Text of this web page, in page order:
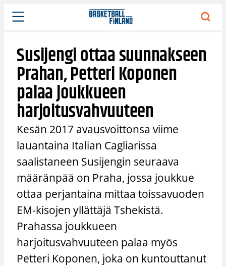
Siirry
sisältöön
Susijengi ottaa suunnakseen
Prahan, Petteri Koponen
palaa joukkueen
harjoitusvahvuuteen
Kesän 2017 avausvoittonsa viime
lauantaina Italian Cagliarissa
saalistaneen Susijengin seuraava
määränpää on Praha, jossa joukkue
ottaa perjantaina mittaa toissavuoden
EM-kisojen yllättäjä Tshekistä.
Prahassa joukkueen
harjoitusvahvuuteen palaa myös
Petteri Koponen, joka on kuntouttanut